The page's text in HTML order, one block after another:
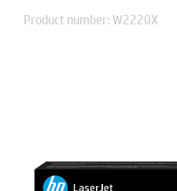
Product number: W2220X